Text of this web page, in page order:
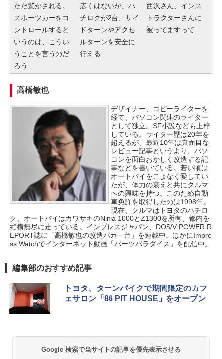
ただ驚かされる。
スポーツカーをコ
ントロールすると
いうのは、こうい
うことを言うのだ
ろう
広くはないが、ハ
チロクが2台、サイ
ドターンやアクセ
ルターンを安全に
行える
西沢さん、インス
トラクターさんに
被ってますって
高橋敏也
デザイナー、コピーライターを
経て、パソコン関連のライター
として独立。SF小説なども上梓
している。ライター歴は20年を
超えるが、最近10年は真面目な
レビュー記事というより、パソ
コンを面白おかしく改造する記
事などを書いている。若い頃は
オートバイをこよなく愛してい
たが、体力の衰えと共にクルマ
への興味を持つ。このため自動
車免許を取得したのは1998年。
現在、クルマはトヨタのハチロ
ク、オートバイはカワサキのNinja 1000とZ1300を所有、都内を
縦横無尽に走っている。インプレスジャパン、DOS/V POWER R
EPORT誌に「高橋敏也の改造バカ一台」を連載中。ほかにImpre
ss Watchでインターネット動画「パーツパラダイス」を配信中。
編集部のおすすめ記事
トヨタ、ターンパイクで期間限定のカフ
ェサロン「86 PIT HOUSE」をオープン
Google 検索で当サイトの記事を優先表示させる